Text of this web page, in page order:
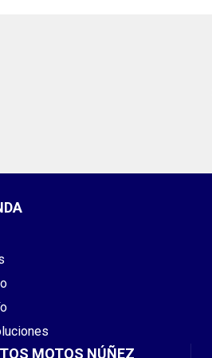
MOTOS NÚÑEZ